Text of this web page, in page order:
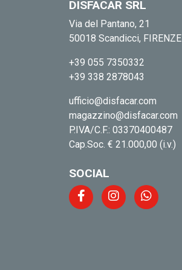
DISFACAR SRL
Via del Pantano, 21
50018 Scandicci, FIRENZE
+39 055 7350332
+39 338 2878043
ufficio@disfacar.com
magazzino@disfacar.com
P.IVA/C.F.: 03370400487
Cap.Soc. € 21.000,00 (i.v.)
SOCIAL